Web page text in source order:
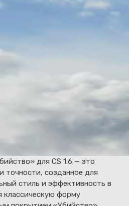
для CS 1.6 — это
точности, созданное для
стиль и эффективность в
форму